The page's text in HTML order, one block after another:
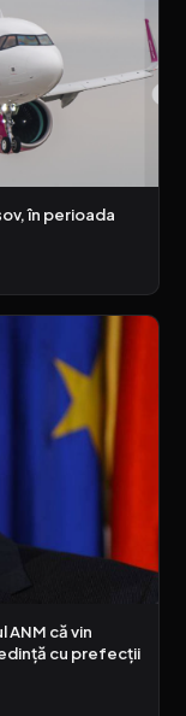
în perioada
că vin
cu prefecții